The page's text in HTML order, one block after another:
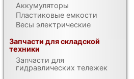
Аккумуляторы
Пластиковые емкости
Весы электрические
Запчасти для складской
техники
Запчасти для
гидравлических тележек